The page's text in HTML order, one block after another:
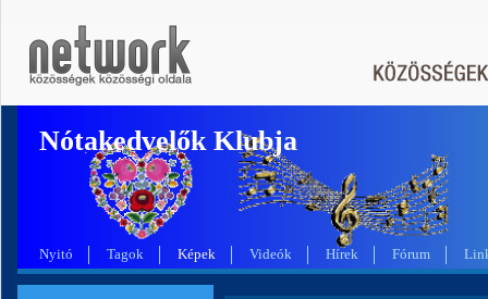
Nótakedvelők Klubja
Nyitó Tagok Képek Videók Hírek Fórum